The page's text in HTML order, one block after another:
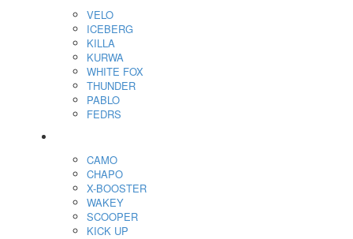
VELO
ICEBERG
KILLA
KURWA
WHITE FOX
THUNDER
PABLO
FEDRS
CAMO
CHAPO
X-BOOSTER
WAKEY
SCOOPER
KICK UP